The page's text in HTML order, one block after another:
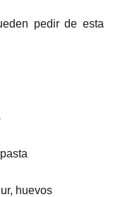
pedir de esta
huevos